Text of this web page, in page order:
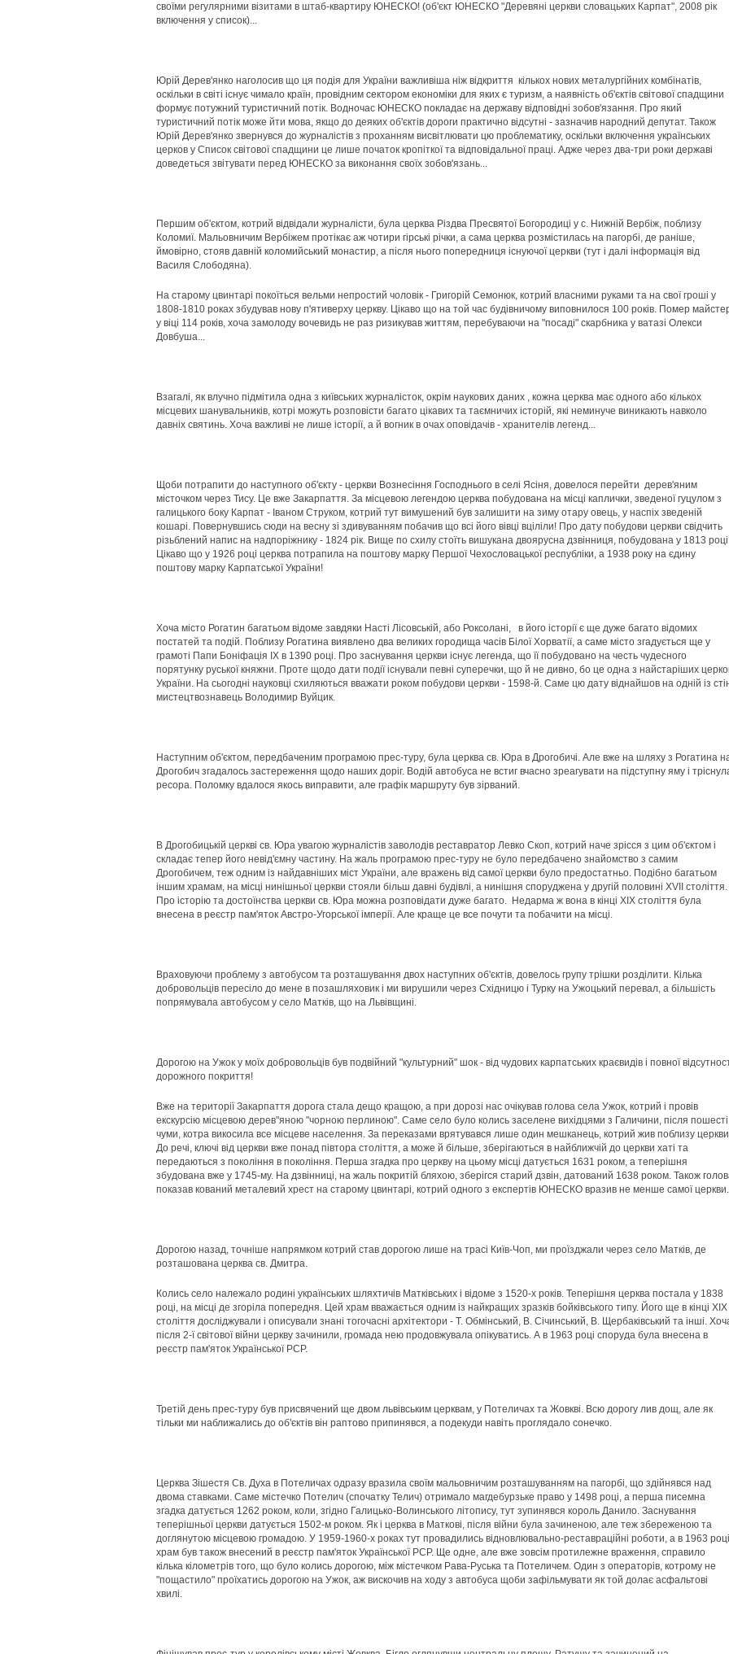
своїми регулярними візитами в штаб-квартиру ЮНЕСКО! (об'єкт ЮНЕСКО "Деревяні церкви словацьких Карпат", 2008 рік
включення у список)...
Юрій Дерев'янко наголосив що ця подія для України важливіша ніж відкриття кількох нових металургійних комбінатів,
оскільки в світі існує чимало країн, провідним сектором економіки для яких є туризм, а наявність об'єктів світової спадщини
формує потужний туристичний потік. Водночас ЮНЕСКО покладає на державу відповідні зобов'язання. Про який
туристичний потік може йти мова, якщо до деяких об'єктів дороги практично відсутні - зазначив народний депутат. Також
Юрій Дерев'янко звернувся до журналістів з проханням висвітлювати цю проблематику, оскільки включення українських
церков у Список світової спадщини це лише початок кропіткої та відповідальної праці. Адже через два-три роки державі
доведеться звітувати перед ЮНЕСКО за виконання своїх зобов'язань...
Першим об'єктом, котрий відвідали журналісти, була церква Різдва Пресвятої Богородиці у с. Нижній Вербіж, поблизу
Коломиї. Мальовничим Вербіжем протікає аж чотири гірські річки, а сама церква розмістилась на пагорбі, де раніше,
ймовірно, стояв давній коломийський монастир, а після нього попередниця існуючої церкви (тут і далі інформація від
Василя Слободяна).
На старому цвинтарі покоїться вельми непростий чоловік - Григорій Семонюк, котрий власними руками та на свої гроші у
1808-1810 роках збудував нову п'ятиверху церкву. Цікаво що на той час будівничому виповнилося 100 років. Помер
у віці 114 років, хоча замолоду вочевидь не раз ризикував життям, перебуваючи на "посаді" скарбника у ватазі Олекси
Довбуша...
Взагалі, як влучно підмітила одна з київських журналісток, окрім наукових даних , кожна церква має одного або кількох
місцевих шанувальників, котрі можуть розповісти багато цікавих та таємничих історій, які неминуче виникають навколо
давніх святинь. Хоча важливі не лише історії, а й вогник в очах оповідачів - хранителів легенд...
Щоби потрапити до наступного об'єкту - церкви Вознесіння Господнього в селі Ясіня, довелося перейти дерев'яним
місточком через Тису. Це вже Закарпаття. За місцевою легендою церква побудована на місці каплички, зведеної гуцулом з
галицького боку Карпат - Іваном Струком, котрий тут вимушений був залишити на зиму отару овець, у наспіх зведеній
кошарі. Повернувшись сюди на весну зі здивуванням побачив що всі його вівці вціліли! Про дату побудови церкви свідчить
різьблений напис на надпоріжнику - 1824 рік. Вище по схилу стоїть вишукана двоярусна дзвінниця, побудована у 1813
Цікаво що у 1926 році церква потрапила на поштову марку Першої Чехословацької республіки, а 1938 року на єдину
поштову марку Карпатської України!
Хоча місто Рогатин багатьом відоме завдяки Насті Лісовській, або Роксолані, в його історії є ще дуже багато відомих
постатей та подій. Поблизу Рогатина виявлено два великих городища часів Білої Хорватії, а саме місто згадується ще у
грамоті Папи Боніфація ІХ в 1390 році. Про заснування церкви існує легенда, що її побудовано на честь чудесного
порятунку руської княжни. Проте щодо дати події існували певні суперечки, що й не дивно, бо це одна з найстаріших
України. На сьогодні науковці схиляються вважати роком побудови церкви - 1598-й. Саме цю дату віднайшов на одній із
мистецтвознавець Володимир Вуйцик.
Наступним об'єктом, передбаченим програмою прес-туру, була церква св. Юра в Дрогобичі. Але вже на шляху з Рогатина
Дрогобич згадалось застереження щодо наших доріг. Водій автобуса не встиг вчасно зреагувати на підступну яму і
ресора. Поломку вдалося якось виправити, але графік маршруту був зірваний.
В Дрогобицькій церкві св. Юра увагою журналістів заволодів реставратор Левко Скоп, котрий наче зрісся з цим об'єктом і
складає тепер його невід'ємну частину. На жаль програмою прес-туру не було передбачено знайомство з самим
Дрогобичем, теж одним із найдавніших міст України, але вражень від самої церкви було предостатньо. Подібно багатьом
іншим храмам, на місці нинішньої церкви стояли більш давні будівлі, а нинішня споруджена у другій половині ХVII століття.
Про історію та достоїнства церкви св. Юра можна розповідати дуже багато. Недарма ж вона в кінці ХІХ століття була
внесена в реєстр пам'яток Австро-Угорської імперії. Але краще це все почути та побачити на місці.
Враховуючи проблему з автобусом та розташування двох наступних об'єктів, довелось групу трішки розділити. Кілька
добровольців пересіло до мене в позашляховик і ми вирушили через Східницю і Турку на Ужоцький перевал, а більшість
попрямувала автобусом у село Матків, що на Львівщині.
Дорогою на Ужок у моїх добровольців був подвійний "культурний" шок - від чудових карпатських краєвидів і повної
дорожного покриття!
Вже на території Закарпаття дорога стала дещо кращою, а при дорозі нас очікував голова села Ужок, котрий і провів
екскурсію місцевою дерев"яною "чорною перлиною". Саме село було колись заселене вихідцями з Галичини, після пошесті
чуми, котра викосила все місцеве населення. За переказами врятувався лише один мешканець, котрий жив поблизу
До речі, ключі від церкви вже понад півтора століття, а може й більше, зберігаються в найближчій до церкви хаті та
передаються з покоління в покоління. Перша згадка про церкву на цьому місці датується 1631 роком, а теперішня
збудована вже у 1745-му. На дзвінниці, на жаль покритій бляхою, зберігся старий дзвін, датований 1638 роком. Також
показав кований металевий хрест на старому цвинтарі, котрий одного з експертів ЮНЕСКО вразив не менше самої церкви.
Дорогою назад, точніше напрямком котрий став дорогою лише на трасі Київ-Чоп, ми проїзджали через село Матків, де
розташована церква св. Дмитра.
Колись село належало родині українських шляхтичів Матківських і відоме з 1520-х років. Теперішня церква постала у 1838
році, на місці де згоріла попередня. Цей храм вважається одним із найкращих зразків бойківського типу. Його ще в кінці ХІХ
століття досліджували і описували знані тогочасні архітектори - Т. Обмінський, В. Січинський, В. Щербаківський та інші.
після 2-ї світової війни церкву зачинили, громада нею продовжувала опікуватись. А в 1963 році споруда була внесена в
реєстр пам'яток Української РСР.
Третій день прес-туру був присвячений ще двом львівським церквам, у Потеличах та Жовкві. Всю дорогу лив дощ, але як
тільки ми наближались до об'єктів він раптово припинявся, а подекуди навіть проглядало сонечко.
Церква Зішестя Св. Духа в Потеличах одразу вразила своїм мальовничим розташуванням на пагорбі, що здійнявся над
двома ставками. Саме містечко Потелич (спочатку Телич) отримало магдебурзьке право у 1498 році, а перша писемна
згадка датується 1262 роком, коли, згідно Галицько-Волинського літопису, тут зупинявся король Данило. Заснування
теперішньої церкви датується 1502-м роком. Як і церква в Маткові, після війни була зачиненою, але теж збереженою та
доглянутою місцевою громадою. У 1959-1960-х роках тут провадились відновлювально-реставраційні роботи, а в 1963 році
храм був також внесений в реєстр пам'яток Української РСР. Ще одне, але вже зовсім протилежне враження, справило
кілька кілометрів того, що було колись дорогою, між містечком Рава-Руська та Потеличем. Один з операторів, котрому не
"пощастило" проїхатись дорогою на Ужок, аж вискочив на ходу з автобуса щоби зафільмувати як той долає асфальтові
хвилі.